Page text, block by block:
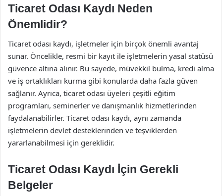
Ticaret Odası Kaydı Neden
Önemlidir?
Ticaret odası kaydı, işletmeler için birçok önemli avantaj
sunar. Öncelikle, resmi bir kayıt ile işletmelerin yasal statüsü
güvence altına alınır. Bu sayede, müvekkil bulma, kredi alma
ve iş ortaklıkları kurma gibi konularda daha fazla güven
sağlanır. Ayrıca, ticaret odası üyeleri çeşitli eğitim
programları, seminerler ve danışmanlık hizmetlerinden
faydalanabilirler. Ticaret odası kaydı, aynı zamanda
işletmelerin devlet desteklerinden ve teşviklerden
yararlanabilmesi için gereklidir.
Ticaret Odası Kaydı İçin Gerekli
Belgeler